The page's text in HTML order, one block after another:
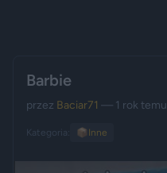
Barbie
przez Baciar71 — 1 rok temu
Kategoria: 📦 Inne